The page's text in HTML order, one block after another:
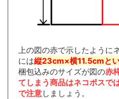
上の図の赤で示したように
には縦23cm×横11.5cmと
梱包込みのサイズが図の赤
てしまう商品はネコポスで
で注意しましょう。